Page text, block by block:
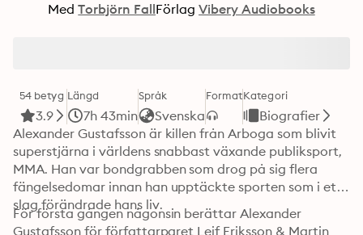
Med Torbjörn FallFörlag Vibery Audiobooks
54 betyg
3.9
Längd
7h 43min
Språk
Svenska
FormatKategori
Biografier
Alexander Gustafsson är killen från Arboga som blivit
superstjärna i världens snabbast växande publiksport,
MMA. Han var bondgrabben som drog på sig flera
fängelsedomar innan han upptäckte sporten som i ett
För första gången någonsin berättar Alexander
Gustafsson för författarparet Leif Eriksson & Martin